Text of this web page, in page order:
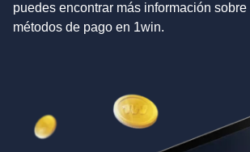
puedes encontrar más información
métodos de pago en 1win.